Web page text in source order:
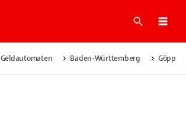
Suche
Geldautomaten Baden-Württemberg